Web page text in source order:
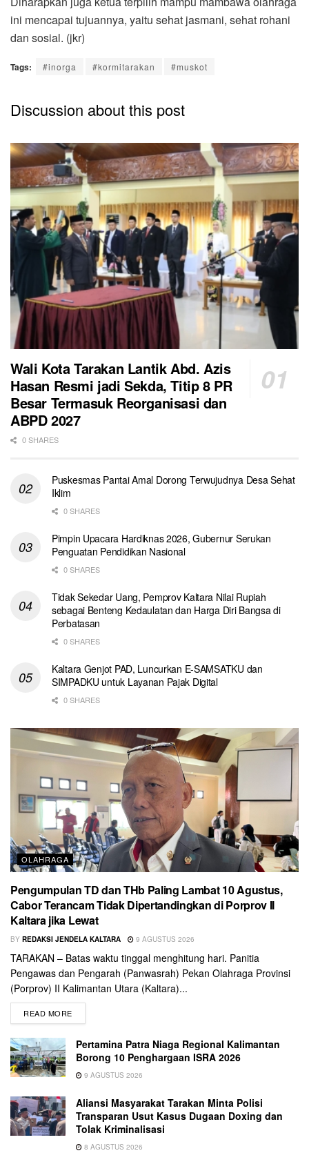
ini mencapai tujuannya, yaitu sehat jasmani, sehat rohani
dan sosial. (jkr)
Tags: #inorga #kormitarakan #muskot
Discussion about this post
Wali Kota Tarakan Lantik Abd. Azis
Hasan Resmi jadi Sekda, Titip 8 PR
Besar Termasuk Reorganisasi dan
ABPD 2027
0 SHARES
Puskesmas Pantai Amal Dorong Terwujudnya Desa Sehat
Iklim
0 SHARES
Pimpin Upacara Hardiknas 2026, Gubernur Serukan
Penguatan Pendidikan Nasional
0 SHARES
Tidak Sekedar Uang, Pemprov Kaltara Nilai Rupiah
sebagai Benteng Kedaulatan dan Harga Diri Bangsa di
Perbatasan
0 SHARES
Kaltara Genjot PAD, Luncurkan E-SAMSATKU dan
SIMPADKU untuk Layanan Pajak Digital
0 SHARES
OLAHRAGA
Pengumpulan TD dan THb Paling Lambat 10 Agustus,
Cabor Terancam Tidak Dipertandingkan di Porprov II
Kaltara jika Lewat
BY REDAKSI JENDELA KALTARA 9 AGUSTUS 2026
TARAKAN – Batas waktu tinggal menghitung hari. Panitia
Pengawas dan Pengarah (Panwasrah) Pekan Olahraga Provinsi
(Porprov) II Kalimantan Utara (Kaltara)...
READ MORE
Pertamina Patra Niaga Regional Kalimantan
Borong 10 Penghargaan ISRA 2026
9 AGUSTUS 2026
Aliansi Masyarakat Tarakan Minta Polisi
Transparan Usut Kasus Dugaan Doxing dan
Tolak Kriminalisasi
8 AGUSTUS 2026